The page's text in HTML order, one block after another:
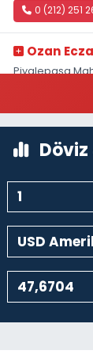
0 (212) 251
Ozan
Piyalepaşa
Döviz